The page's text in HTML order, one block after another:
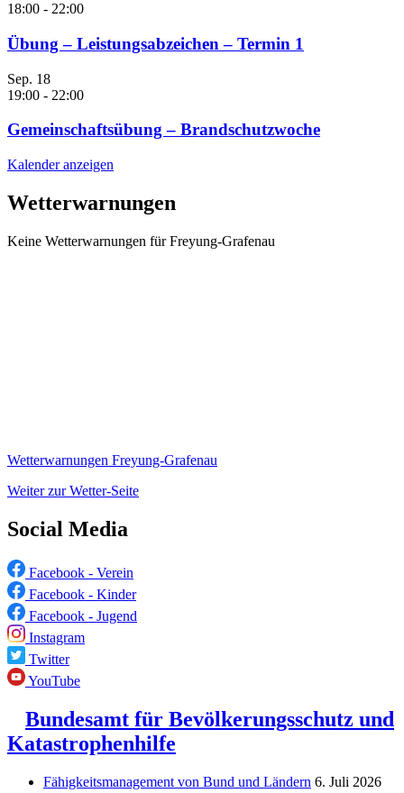
18:00 - 22:00
Übung – Leistungsabzeichen – Termin 1
Sep. 18
19:00 - 22:00
Gemeinschaftsübung – Brandschutzwoche
Kalender anzeigen
Wetterwarnungen
Keine Wetterwarnungen für Freyung-Grafenau
Wetterwarnungen Freyung-Grafenau
Weiter zur Wetter-Seite
Social Media
Facebook - Verein
Facebook - Kinder
Facebook - Jugend
Instagram
Twitter
YouTube
Bundesamt für Bevölkerungsschutz und
Katastrophenhilfe
Fähigkeitsmanagement von Bund und Ländern 6. Juli 2026